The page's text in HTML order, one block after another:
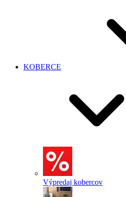
KOBERCE
Výpredaj kobercov